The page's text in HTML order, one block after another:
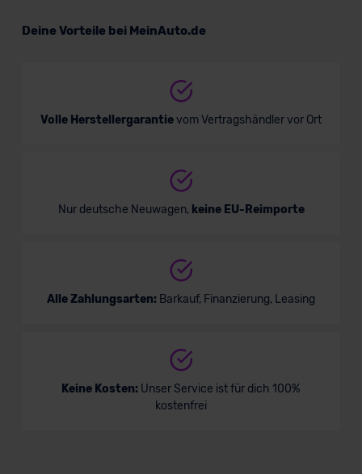
Deine Vorteile bei MeinAuto.de
Volle Herstellergarantievom Vertragshändler vor Ort
Nur deutsche Neuwagen, keine EU-Reimporte
Alle Zahlungsarten: Barkauf, Finanzierung, Leasing
Keine Kosten: Unser Service ist für dich 100%
kostenfrei